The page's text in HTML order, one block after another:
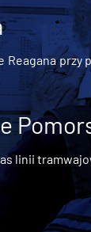
przy
linii